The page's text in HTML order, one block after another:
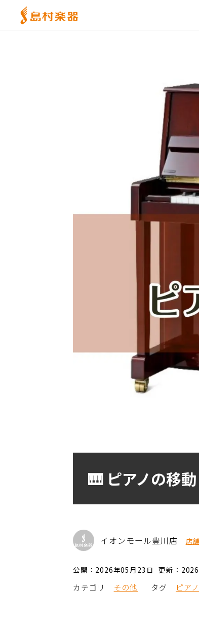
🎹 ピアノの移
イオンモール豊川店 店
公開：2026年05月23日 更新：
カテゴリ その他 タグ ピア